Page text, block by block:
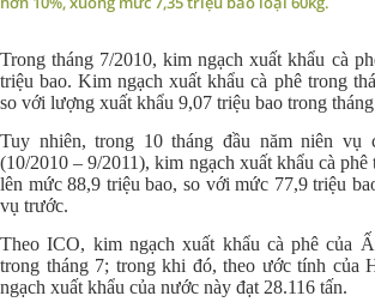
Trong tháng 7/2010, kim ngạch xuất khẩu cà
triệu bao. Kim ngạch xuất khẩu cà phê trong
so với lượng xuất khẩu 9,07 triệu bao trong
Tuy nhiên, trong 10 tháng đầu năm niên vụ
(10/2010 – 9/2011), kim ngạch xuất khẩu cà phê
lên mức 88,9 triệu bao, so với mức 77,9 triệu
vụ trước.
Theo ICO, kim ngạch xuất khẩu cà phê của
trong tháng 7; trong khi đó, theo ước tính của
ngạch xuất khẩu của nước này đạt 28.116 tấn.